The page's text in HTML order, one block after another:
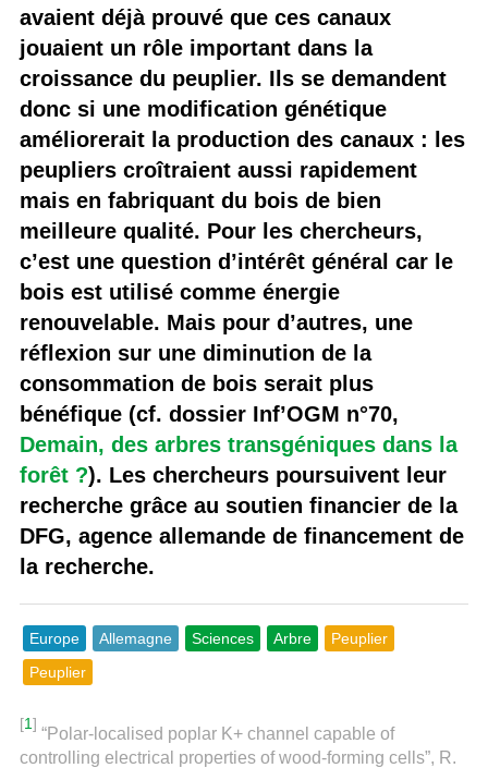
avaient déjà prouvé que ces canaux
jouaient un rôle important dans la
croissance du peuplier. Ils se demandent
donc si une modification génétique
améliorerait la production des canaux : les
peupliers croîtraient aussi rapidement
mais en fabriquant du bois de bien
meilleure qualité. Pour les chercheurs,
c’est une question d’intérêt général car le
bois est utilisé comme énergie
renouvelable. Mais pour d’autres, une
réflexion sur une diminution de la
consommation de bois serait plus
bénéfique (cf. dossier Inf’OGM n°70,
Demain, des arbres transgéniques dans la
forêt ?). Les chercheurs poursuivent leur
recherche grâce au soutien financier de la
DFG, agence allemande de financement de
la recherche.
Europe Allemagne Sciences Arbre
Peuplier
Peuplier
[1]
“Polar-localised poplar K+ channel capable of
controlling electrical properties of wood-forming cells”, R.